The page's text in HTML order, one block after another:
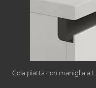
Gola piatta con maniglia a L